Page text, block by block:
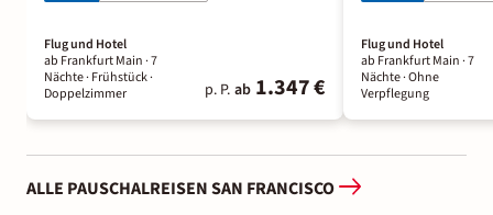
Flug und Hotel
ab Frankfurt Main ·7
Nächte· Frühstück·
Doppelzimmer
p. P. ab 1.347 €
Flug und Hotel
ab Frankfurt Main ·7
Nächte· Ohne
Verpflegung
ALLE PAUSCHALREISEN SAN FRANCISCO